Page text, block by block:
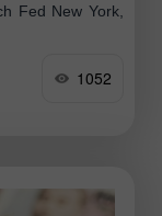
Fed New York,
1052